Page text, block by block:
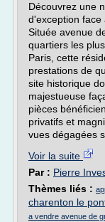
Découvrez une
d'exception face
Située avenue
quartiers les
Paris, cette
prestations de
site historique
majestueuse
pièces
privatifs et
vues dégagées
Voir la suite
Par : Pierre
Thèmes liés :
charenton le
a vendre avenue de